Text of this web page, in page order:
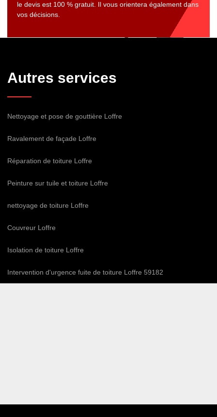
le devis est 100 % gratuit. Il vous orientera également dans
vos décisions.
Autres services
Nettoyage et pose de gouttière Loffre
Ravalement de façade Loffre
Réparation de toiture Loffre
Peinture sur tuile et toiture Loffre
nettoyage de toiture Loffre
Couvreur Loffre
Isolation de toiture Loffre
Intervention d'urgence fuite de toiture Loffre 59182